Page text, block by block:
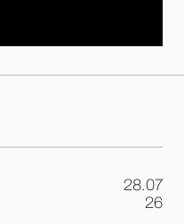
28.07
.
26